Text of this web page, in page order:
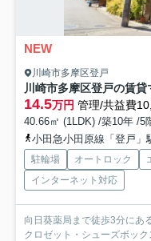
NEW
川崎市多摩区登戸
川崎市多摩区登戸の賃貸
14.5万円 管理/共益費
40.66㎡ (1LDK) /築10年 /5
小田急小田原線「登戸」
駐輪場 オートロック
インターネット対応
向日葵薬局まで徒歩3分にあ
クロゼット・シューズボッ